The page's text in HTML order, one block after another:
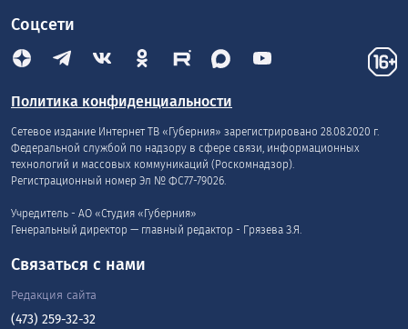
Соцсети
Политика конфиденциальности
Сетевое издание Интернет ТВ «Губерния» зарегистрировано 28.08.2020 г.
Федеральной службой по надзору в сфере связи, информационных
технологий и массовых коммуникаций (Роскомнадзор).
Регистрационный номер Эл № ФС77-79026.
Учредитель - АО «Студия «Губерния»
Генеральный директор — главный редактор - Грязева З.Я.
Связаться с нами
Редакция сайта
(473) 259-32-32